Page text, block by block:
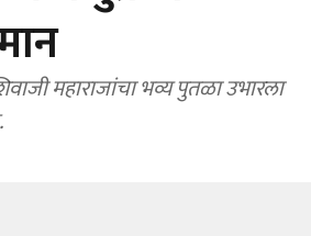
महाराजांचा भव्य पुतळा उभारला